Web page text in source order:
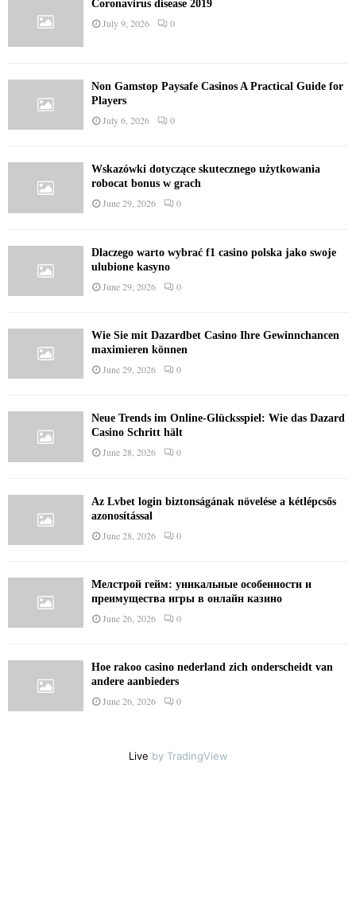
Coronavirus disease 2019
July 9, 2026 0
Non Gamstop Paysafe Casinos A Practical Guide for
Players
July 6, 2026 0
Wskazówki dotyczące skutecznego użytkowania
robocat bonus w grach
June 29, 2026 0
Dlaczego warto wybrać f1 casino polska jako swoje
ulubione kasyno
June 29, 2026 0
Wie Sie mit Dazardbet Casino Ihre Gewinnchancen
maximieren können
June 29, 2026 0
Neue Trends im Online-Glücksspiel: Wie das Dazard
Casino Schritt hält
June 28, 2026 0
Az Lvbet login biztonságának növelése a kétlépcsős
azonosítással
June 28, 2026 0
Мелстрой гейм: уникальные особенности и
преимущества игры в онлайн казино
June 26, 2026 0
Hoe rakoo casino nederland zich onderscheidt van
andere aanbieders
June 26, 2026 0
Live by TradingView